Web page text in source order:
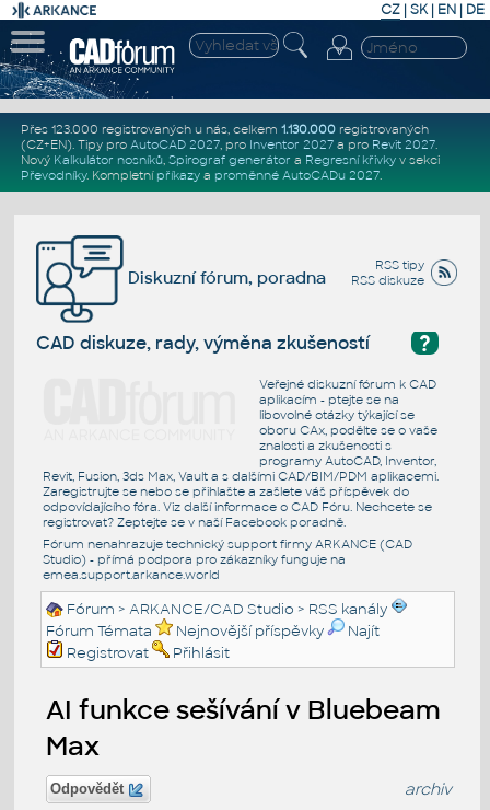
CZ | SK| EN | DE
Přes 123.000 registrovaných u nás, celkem 1.130.000registrovaných
(CZ+EN). Tipy pro AutoCAD 2027, pro Inventor 2027a pro Revit 2027.
Nový Kalkulátor nosníků, Spirograf generátor a Regresní křivkyv sekci
Převodníky. Kompletní příkazya proměnné AutoCADu 2027.
RSS tipy
RSS diskuze
Diskuzní fórum, poradna
?
CAD diskuze, rady, výměna zkušeností
Veřejné diskuzní fórum k CAD
aplikacím - ptejte se na
libovolné otázky týkající se
oboru CAx, podělte se o vaše
znalosti a zkušenosti s
programy AutoCAD, Inventor,
Revit, Fusion, 3ds Max, Vault a s dalšími CAD/BIM/PDM aplikacemi.
Zaregistrujte se nebo se přihlašte a zašlete váš příspěvek do
odpovídajícího fóra. Viz další informace o CAD Fóru. Nechcete se
registrovat? Zeptejte se v naší Facebook poradně.
Fórum nenahrazuje technický support firmy ARKANCE (CAD
Studio) - přímá podpora pro zákazníky funguje na
emea.support.arkance.world
Fórum >ARKANCE/CAD Studio > RSS kanály
Fórum Témata
Nejnovější příspěvky
Najít
Registrovat
Přihlásit
AI funkce sešívání v Bluebeam
Max
Odpovědět archiv